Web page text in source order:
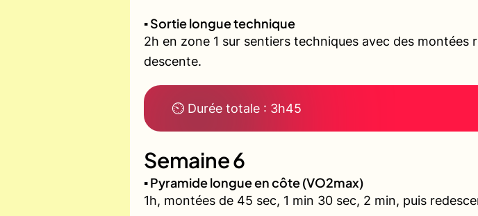
▪️ Sortie longue technique
2h en zone 1 sur sentiers techniques avec des
descente.
⏲ Durée totale : 3h45
Semaine 6
▪️ Pyramide longue en côte (VO2max)
1h, montées de 45 sec, 1 min 30 sec, 2 min, puis